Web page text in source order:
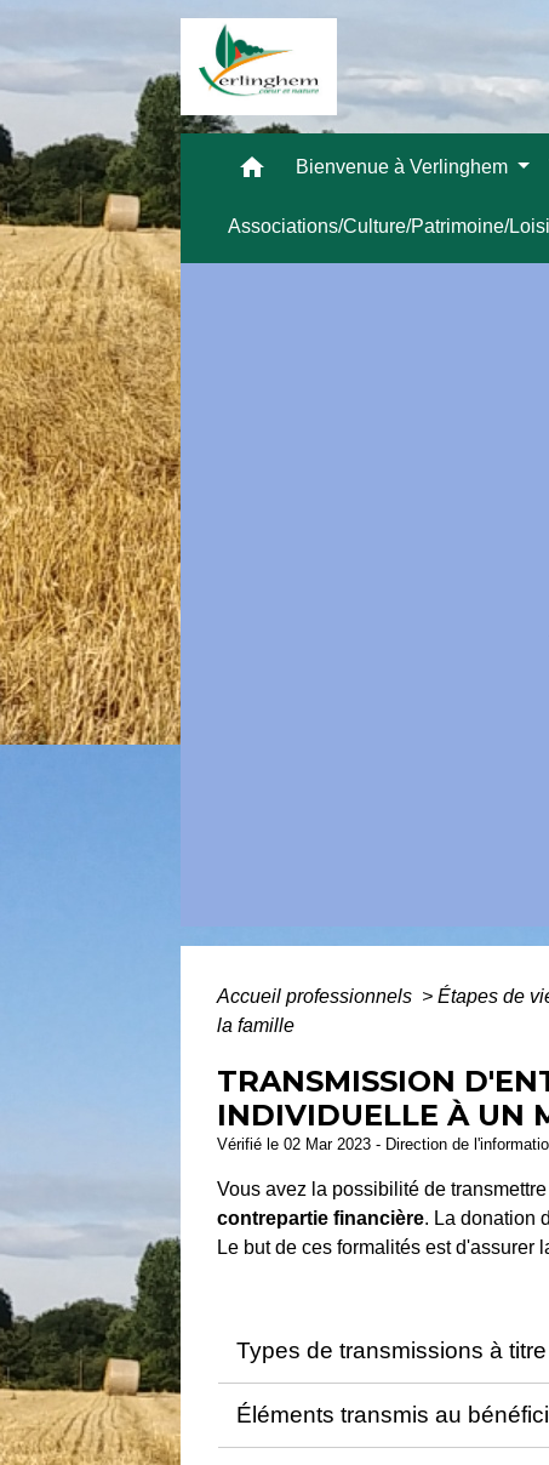
home Bienvenue à Verlinghem
Associations/Culture/Patrimoine/
Accueil professionnels > Étapes de
la famille
TRANSMISSION
INDIVIDUELLE À UN
Vérifié le 02 Mar 2023 - Direction de
Vous avez la possibilité de
contrepartie financière. La donation
Le but de ces formalités est
Types de transmissions à
Éléments transmis au